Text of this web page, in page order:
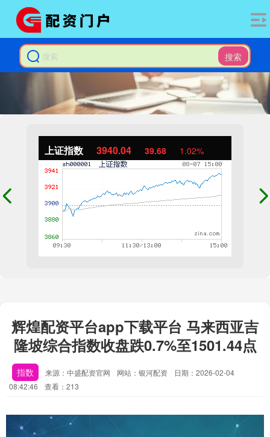
搜索
上证指数 3940.04 39.68 1.02%
辉煌配资平台app下载平台 马来西亚吉
隆坡综合指数收盘跌0.7%至1501.44点
指数 来源：中盛配资官网 网站：银河配资
日期：2026-02-04
08:42:46
查看：213